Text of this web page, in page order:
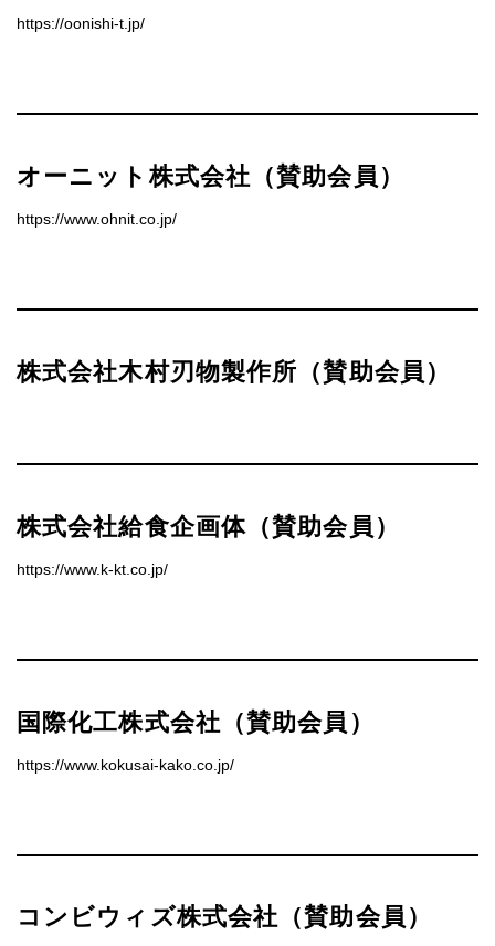
https://oonishi-t.jp/
オーニット株式会社（賛助会員）
https://www.ohnit.co.jp/
株式会社木村刃物製作所（賛助会員）
株式会社給食企画体（賛助会員）
https://www.k-kt.co.jp/
国際化工株式会社（賛助会員）
https://www.kokusai-kako.co.jp/
コンビウィズ株式会社（賛助会員）